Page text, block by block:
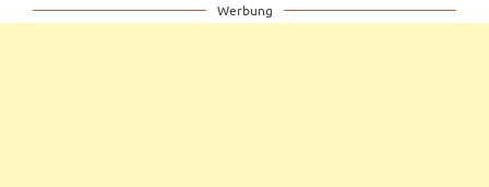
Werbung